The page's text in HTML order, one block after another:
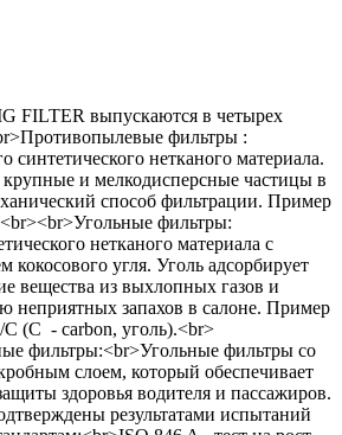
FILTER выпускаются в четырех
фильтры :
синтетического нетканого материала.
и мелкодисперсные частицы в
способ фильтрации. Пример
фильтры:
нетканого материала с
кокосового угля. Уголь адсорбирует
вещества из выхлопных газов и
неприятных запахов в салоне. Пример
(С - сarbon, уголь).<br>
фильтры:<br>Угольные фильтры со
слоем, который обеспечивает
здоровья водителя и пассажиров.
результатами испытаний